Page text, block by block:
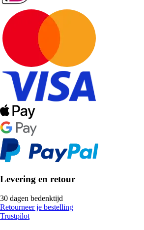
Levering en retour
30 dagen bedenktijd
Retourneer je bestelling
Trustpilot